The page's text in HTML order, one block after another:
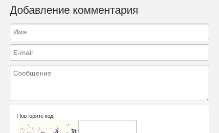
Добавление комментария
Повторите код: